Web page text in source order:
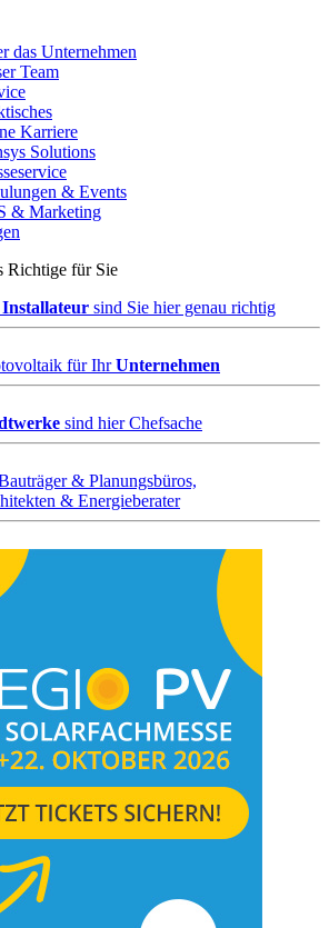
das Unternehmen
Team
Karriere
Solutions
& Events
& Marketing
Richtige für Sie
Installateur sind Sie hier genau richtig
für IhrUnternehmen
sind hier Chefsache
& Planungsbüros,
& Energieberater